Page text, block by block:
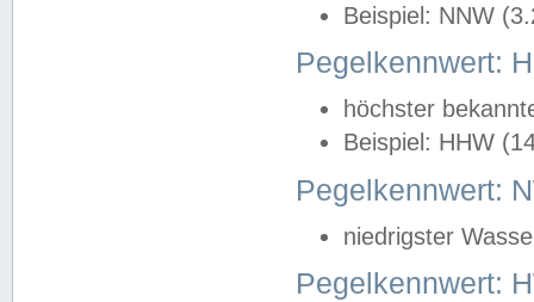
Beispiel: NNW
Pegelkennwert:
höchster
Beispiel: HHW
Pegelkennwert:
niedrigster
Pegelkennwert: